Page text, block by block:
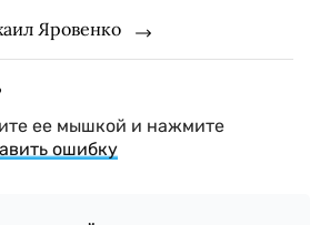
Яровенко
ее мышкой и нажмите
ошибку